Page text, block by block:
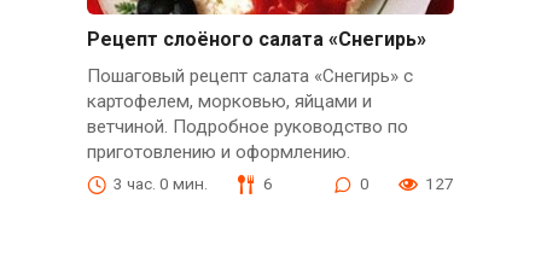
Рецепт слоёного салата «Снегирь»
Пошаговый рецепт салата «Снегирь» с
картофелем, морковью, яйцами и
ветчиной. Подробное руководство по
приготовлению и оформлению.
3 час. 0 мин. 6 0 127